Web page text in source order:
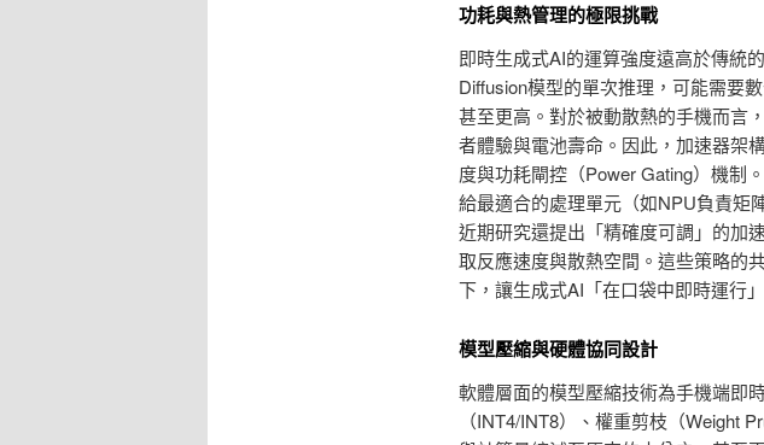
功耗與熱管理的極限挑戰
即時生成式AI的運算強度遠高於傳統
Diffusion模型的單次推理，可能需要
甚至更高。對於被動散熱的手機而言
者體驗與電池壽命。因此，加速器架
度與功耗閘控（Power Gating）機制
給最適合的處理單元（如NPU負責矩
近期研究還提出「精確度可調」的加
取反應速度與散熱空間。這些策略的
下，讓生成式AI「在口袋中即時運行」
模型壓縮與硬體協同設計
軟體層面的模型壓縮技術為手機端即
（INT4/INT8）、權重剪枝（Weight